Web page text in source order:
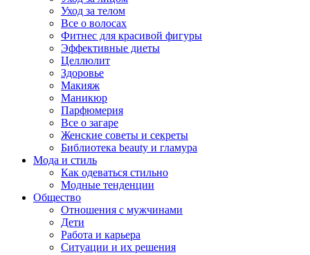
Уход за телом
Все о волосах
Фитнес для красивой фигуры
Эффективные диеты
Целлюлит
Здоровье
Макияж
Маникюр
Парфюмерия
Все о загаре
Женские советы и секреты
Библиотека beauty и гламура
Мода и стиль
Как одеваться стильно
Модные тенденции
Общество
Отношения с мужчинами
Дети
Работа и карьера
Ситуации и их решения